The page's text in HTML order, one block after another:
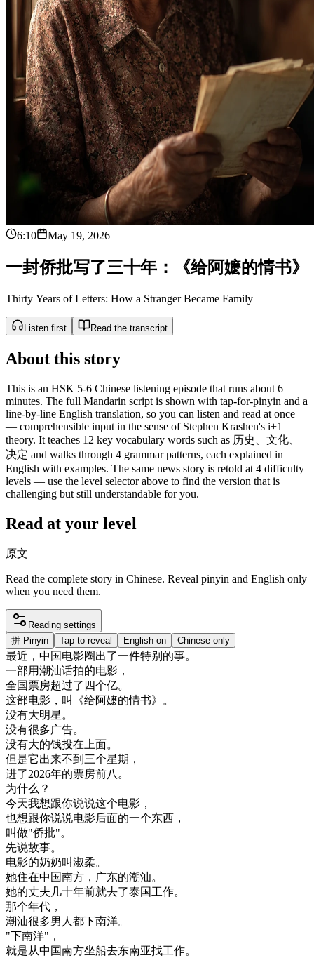
6:10 May 19, 2026
一封侨批写了三十年 ： 《给阿嬷的情书》
Thirty Years of Letters: How a Stranger Became Family
Listen first Read the transcript
About this story
This is an HSK 5-6 Chinese listening episode that runs about 6
minutes. The full Mandarin script is shown with tap-for-pinyin and a
line-by-line English translation, so you can listen and read at once
— comprehensible input in the sense of Stephen Krashen's i+1
theory. It teaches 12 key vocabulary words such as 历史、文化、
决定 and walks through 4 grammar patterns, each explained in
English with examples. The same news story is retold at 4 difficulty
levels — use the level selector above to find the version that is
challenging but still understandable for you.
Read at your level
原文
Read the complete story in Chinese. Reveal pinyin and English only
when you need them.
Reading settings
拼 Pinyin Tap to reveal English on Chinese only
最近 ， 中国电影圈出了一件特别 的事。
一部用潮汕话拍的电影 ，
全国票房超过了 四个亿。
这部电影 ， 叫 《给阿嬷的情书》 。
没有大明星。
没有很多广告。
没有大的钱投在上面。
但是它出来不到 三个星期 ，
进了2026年的票房前八。
为什么 ？
今天我想跟你说说这个电影 ，
也想跟你说说电影后面的一个东西 ，
叫做"侨批"。
先说故事。
电影的奶奶叫淑柔。
她住在中国南方 ， 广东的潮汕。
她的丈夫几十年前就去了泰国工作。
那个年代 ，
潮汕很多男人都下南洋。
"下南洋" ，
就是从中国南方坐船去东南亚找工作。